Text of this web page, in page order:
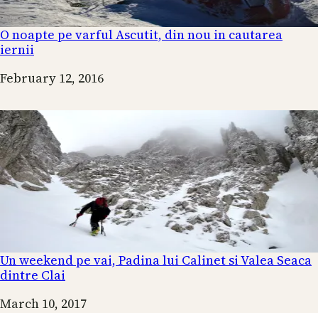
O noapte pe varful Ascutit, din nou in cautarea
iernii
Date
February 12, 2016
Un weekend pe vai, Padina lui Calinet si Valea Seaca
dintre Clai
Date
March 10, 2017